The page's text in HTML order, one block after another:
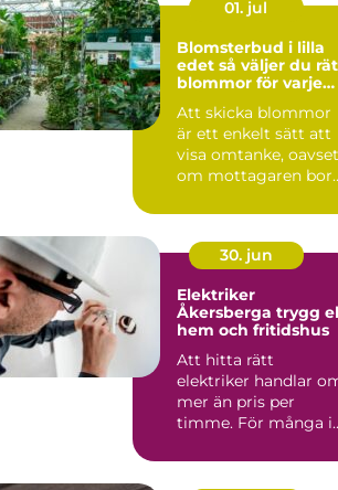
01. jul
Blomsterbud i lilla
edet så väljer du rätt
blommor för varje
Att skicka blommor
är ett enkelt sätt att
visa omtanke,
om mottagaren bor
30. jun
Elektriker
Åkersberga trygg el i
hem och fritidshus
Att hitta rätt
elektriker handlar
mer än pris per
timme. För många i
förutsät...